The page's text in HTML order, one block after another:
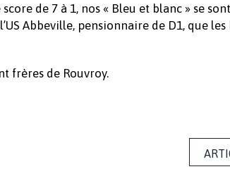
de 7 à 1, nos « Bleu et blanc » se
Abbeville, pensionnaire de D1, que
frères de Rouvroy.